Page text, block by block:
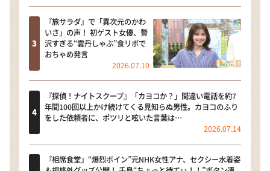
『旅サラダ』で「異次元のかわ
いさ」の声！ 初ゲスト女優、贅
沢すぎる“雲丹しゃぶ”食リポで
おちゃめ発言
2026.07.10
『探偵！ナイトスクープ』「カヨコか？」間違い電話を約7
年間100回以上かけ続けてくる見知らぬ男性。カヨコのふり
をした依頼者に、ポツリと呟いた言葉は…
2026.07.14
『相席食堂』“爆烈ボイン”元NHK女性アナ、セクシー水着姿